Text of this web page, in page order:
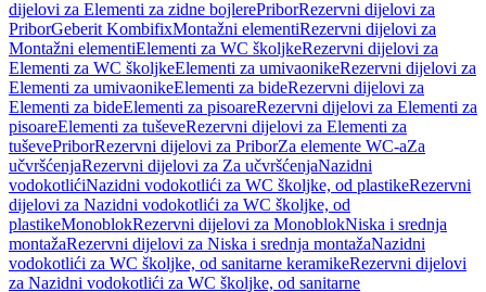
dijelovi za Elementi za zidne bojlerePriborRezervni dijelovi za
PriborGeberit KombifixMontažni elementiRezervni dijelovi za
Montažni elementiElementi za WC školjkeRezervni dijelovi za
Elementi za WC školjkeElementi za umivaonikeRezervni dijelovi za
Elementi za umivaonikeElementi za bideRezervni dijelovi za
Elementi za bideElementi za pisoareRezervni dijelovi za Elementi za
pisoareElementi za tuševeRezervni dijelovi za Elementi za
tuševePriborRezervni dijelovi za PriborZa elemente WC-aZa
učvršćenjaRezervni dijelovi za Za učvršćenjaNazidni
vodokotlićiNazidni vodokotlići za WC školjke, od plastikeRezervni
dijelovi za Nazidni vodokotlići za WC školjke, od
plastikeMonoblokRezervni dijelovi za MonoblokNiska i srednja
montažaRezervni dijelovi za Niska i srednja montažaNazidni
vodokotlići za WC školjke, od sanitarne keramikeRezervni dijelovi
za Nazidni vodokotlići za WC školjke, od sanitarne